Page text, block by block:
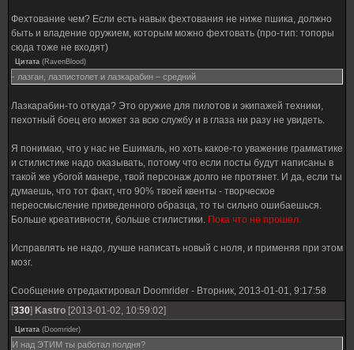
Фехтование чем? Если есть навык фехтования не ниже пшика, должно
быть и владение оружием, которым можно фехтовать (про-тип: топоры
сюда тоже не входят)
Цитата (RavenBlood)
- лазган, лазпистолет и лазкарабин – средний
Лазкарабин-то откуда? Это оружие для пилотов и экипажей техники,
пехотный боец его может за всю службу и в глаза ни разу не увидеть.
Я понимаю, что у нас не Ешималь, но хоть какое-то уважение грамматике
и стилистике надо оказывать, потому что если посты будут написаны в
такой же убогой манере, твой персонаж долго не протянет. И да, если ты
думаешь, что тот факт, что 90% твоей квенты - творческое
переосмысление приведенного образца, то ты сильно ошибаешься.
Больше креативности, больше стилистики. Пока что не прошел.
Исправлять не надо, лучше написать новый с ноля, и применяя при этом
мозг.
Сообщение отредактировал Doomrider - Вторник, 2013-01-01, 9:17:58
[330] Kastro [2013-01-02, 10:59:02]
Цитата (Doomrider)
И над ЭТИМ ты работал полдня?